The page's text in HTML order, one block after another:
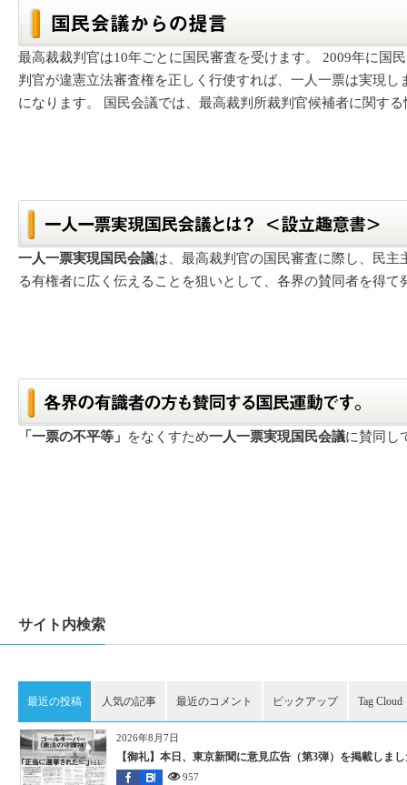
最高裁裁判官は10年ごとに国民審査を受けます。 2009年に国
判官が違憲立法審査権を正しく行使すれば、一人一票は実現
になります。 国民会議では、最高裁判所裁判官候補者に関す
一人一票実現国民会議は、最高裁判官の国民審査に際し、民主
る有権者に広く伝えることを狙いとして、各界の賛同者を得て
「一票の不平等」 をなくすため一人一票実現国民会議に賛同し
サイト内検索
最近の投稿 人気の記事 最近のコメント ピックアップ Tag Cloud
2026年8月7日
【御礼】本日、東京新聞に意見広告（第3弾）を掲載しま
957